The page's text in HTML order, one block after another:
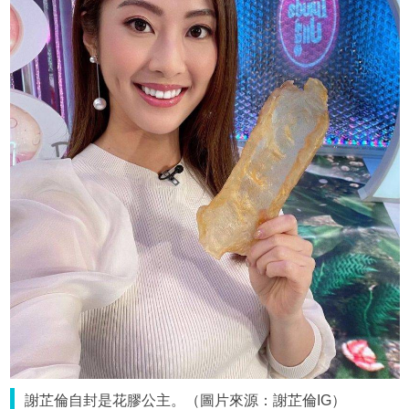
謝芷倫自封是花膠公主。（圖片來源：謝芷倫IG）